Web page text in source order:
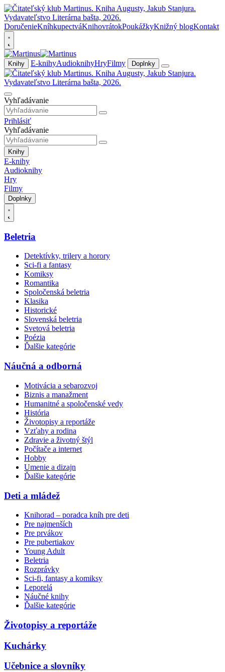
DoručenieKníhkupectváKnihovrátokPoukážkyKnižný blogKontakt
Knihy E-knihyAudioknihyHryFilmy Doplnky
Vyhľadávanie
Prihlásiť
Vyhľadávanie
Knihy
E-knihy
Audioknihy
Hry
Filmy
Doplnky
Beletria
Detektívky, trilery a horory
Sci-fi a fantasy
Komiksy
Romantika
Spoločenská beletria
Klasika
Historické
Slovenská beletria
Svetová beletria
Poézia
Ďalšie kategórie
Náučná a odborná
Motivácia a sebarozvoj
Biznis a manažment
Humanitné a spoločenské vedy
História
Životopisy a reportáže
Vzťahy a rodina
Zdravie a životný štýl
Počítače a internet
Hobby
Umenie a dizajn
Ďalšie kategórie
Deti a mládež
Knihorad – poradca kníh pre deti
Pre najmenších
Pre prvákov
Pre pubertiakov
Young Adult
Beletria
Rozprávky
Sci-fi, fantasy a komiksy
Leporelá
Náučné knihy
Ďalšie kategórie
Životopisy a reportáže
Kuchárky
Učebnice a slovníky